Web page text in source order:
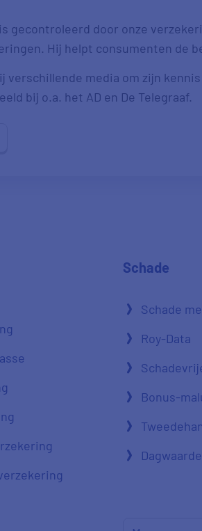
gecontroleerd door onze
Hij helpt consumenten de
media om zijn
bij o.a. het AD en De Telegraaf.
Schade
Schade
Roy-Data
Bonus-